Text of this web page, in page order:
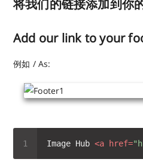
将我们的链接添加到你
Add our link to your
例如 / As:
Image Hub <a href=